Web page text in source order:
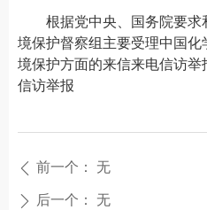
根据党中央、国务院要求
境保护督察组主要受理中国
境保护方面的来信来电信访
信访举报
ꄴ 前一个： 无
ꄲ 后一个： 无